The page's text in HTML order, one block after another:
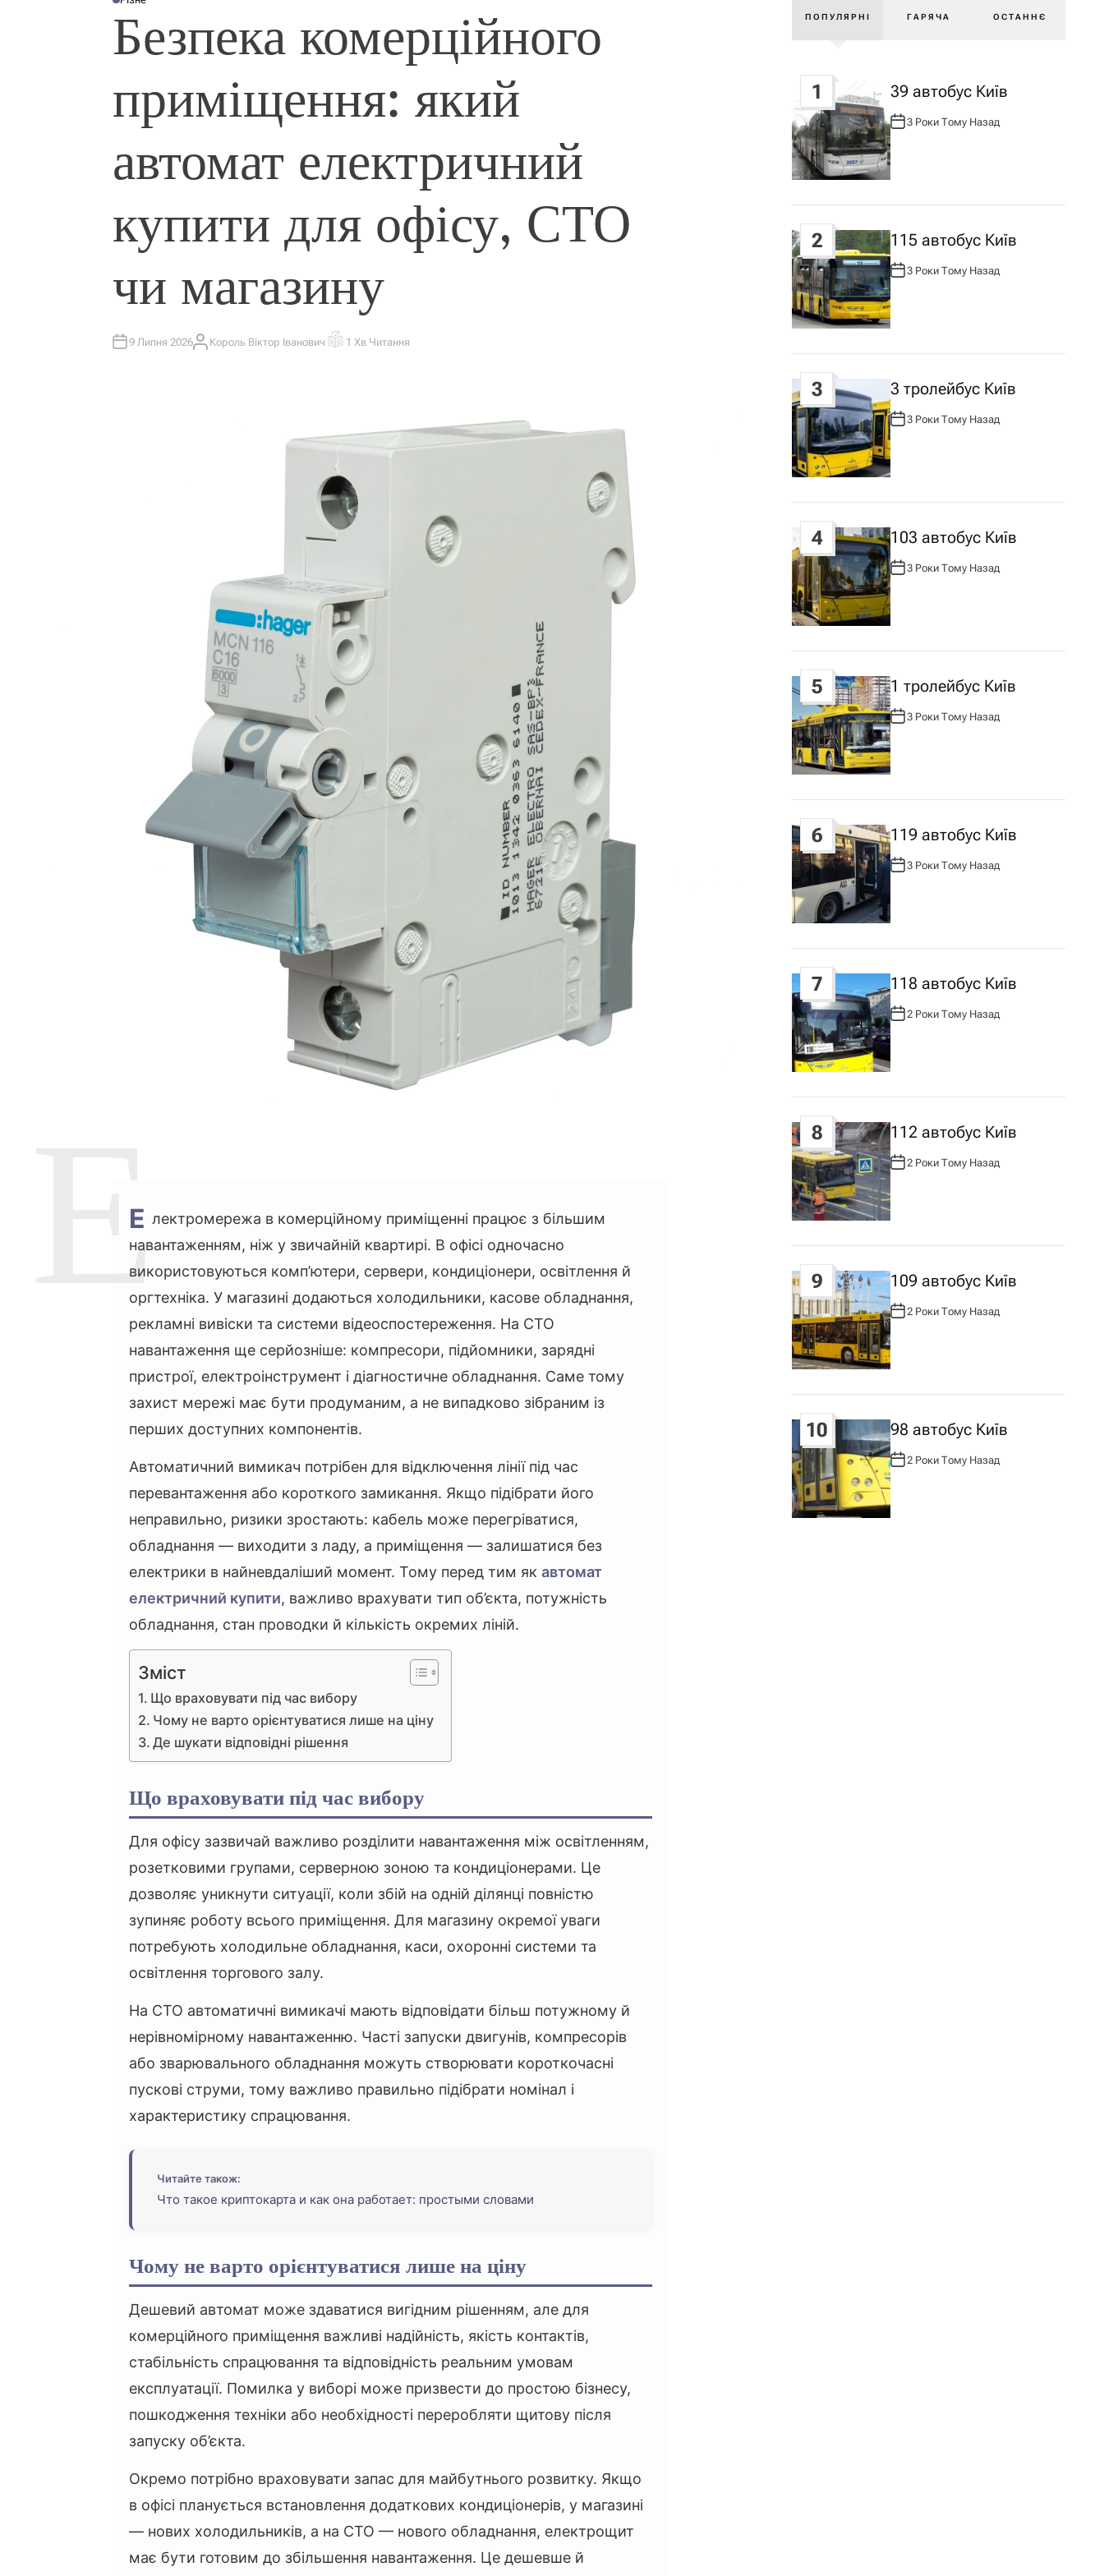
О
У
ІБезпека комерційного
приміщення: який
автомат електричний
купити для офісу, СТО
чи магазину
9 Липня 2026А
Король Віктор Іванович О
А
С
Ч
Т
А
Н
1 Хв Читання
Е лектромережа в комерційному приміщенні працює з більшим
навантаженням, ніж у звичайній квартирі. В офісі одночасно
використовуються комп’ютери, сервери, кондиціонери, освітлення й
оргтехніка. У магазині додаються холодильники, касове обладнання,
рекламні вивіски та системи відеоспостереження. На СТО
навантаження ще серйозніше: компресори, підйомники, зарядні
пристрої, електроінструмент і діагностичне обладнання. Саме тому
захист мережі має бути продуманим, а не випадково зібраним із
перших доступних компонентів.
Автоматичний вимикач потрібен для відключення лінії під час
перевантаження або короткого замикання. Якщо підібрати його
неправильно, ризики зростають: кабель може перегріватися,
обладнання — виходити з ладу, а приміщення — залишатися без
електрики в найневдаліший момент. Тому перед тим як автомат
електричний купити, важливо врахувати тип об’єкта, потужність
обладнання, стан проводки й кількість окремих ліній.
Зміст
Що враховувати під час вибору
Чому не варто орієнтуватися лише на ціну
Де шукати відповідні рішення
Що враховувати під час вибору
Для офісу зазвичай важливо розділити навантаження між освітленням,
розетковими групами, серверною зоною та кондиціонерами. Це
дозволяє уникнути ситуації, коли збій на одній ділянці повністю
зупиняє роботу всього приміщення. Для магазину окремої уваги
потребують холодильне обладнання, каси, охоронні системи та
освітлення торгового залу.
На СТО автоматичні вимикачі мають відповідати більш потужному й
нерівномірному навантаженню. Часті запуски двигунів, компресорів
або зварювального обладнання можуть створювати короткочасні
пускові струми, тому важливо правильно підібрати номінал і
характеристику спрацювання.
Читайте також:
Что такое криптокарта и как она работает: простыми словами
Чому не варто орієнтуватися лише на ціну
Дешевий автомат може здаватися вигідним рішенням, але для
комерційного приміщення важливі надійність, якість контактів,
стабільність спрацювання та відповідність реальним умовам
експлуатації. Помилка у виборі може призвести до простою бізнесу,
пошкодження техніки або необхідності переробляти щитову після
запуску об’єкта.
Окремо потрібно враховувати запас для майбутнього розвитку. Якщо
в офісі планується встановлення додаткових кондиціонерів, у магазині
— нових холодильників, а на СТО — нового обладнання, електрощит
має бути готовим до збільшення навантаження. Це дешевше й
ПОПУЛЯРНІ ГАРЯЧА ОСТАННЄ
1 39 автобус Київ
А
В
Т
О
Р
:
3 Роки Тому Назад
2 115 автобус Київ
А
Т
О
Р
:
3 Роки Тому Назад
3 3 тролейбус Київ
А
В
Т
О
Р
:
3 Роки Тому Назад
4 103 автобус Київ
А
В
Т
О
Р
:
3 Роки Тому Назад
5 1 тролейбус Київ
А
В
Т
О
Р
:
3 Роки Тому Назад
6 119 автобус Київ
А
Р
:
3 Роки Тому Назад
7 118 автобус Київ
А
В
Т
Р
:
2 Роки Тому Назад
8 112 автобус Київ
А
В
О
Р
:
2 Роки Тому Назад
9 109 автобус Київ
А
В
Т
О
Р
:
2 Роки Тому Назад
10 98 автобус Київ
А
В
Т
О
Р
:
2 Роки Тому Назад